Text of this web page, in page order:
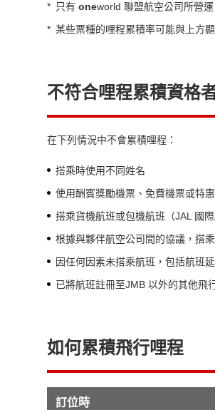
* 只有 oneworld 聯盟航空公司所營
* 某些票種的哩程累積率可能與上方
不符合哩程累積資格
在下列情況中不會累積哩程：
搭乘時使用不同姓名
使用酬賓獎勵機票、免費機票或特
搭乘貨機航班或包機航班（JAL 國際
根據與夥伴航空公司間的協議，搭
因任何因素未搭乘航班，包括航班
已將航班註冊至JMB 以外的其他飛
如何累積飛行哩程
訂位時